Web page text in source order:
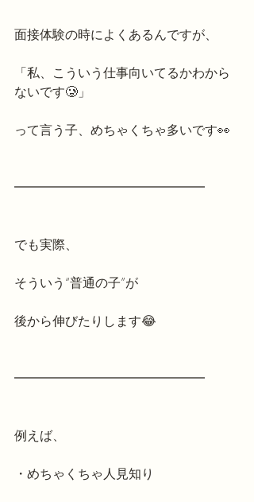
面接体験の時によくあるんですが、
「私、こういう仕事向いてるかわから
ないです🥲」
って言う子、めちゃくちゃ多いです👀
━━━━━━━━━━━━━━━
でも実際、
そういう“普通の子”が
後から伸びたりします😂
━━━━━━━━━━━━━━━
例えば、
・めちゃくちゃ人見知り